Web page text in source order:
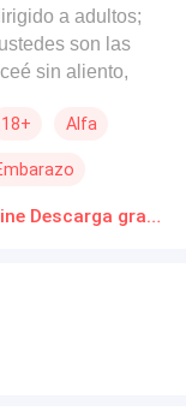
a adultos;
son las
sin aliento,
orgasmo. *****
que me
en
y dominantes.
al próximo
una muerte
18+ Alfa
En la guarida de los Alfas Novelas Online Descarga gratuita de PDF